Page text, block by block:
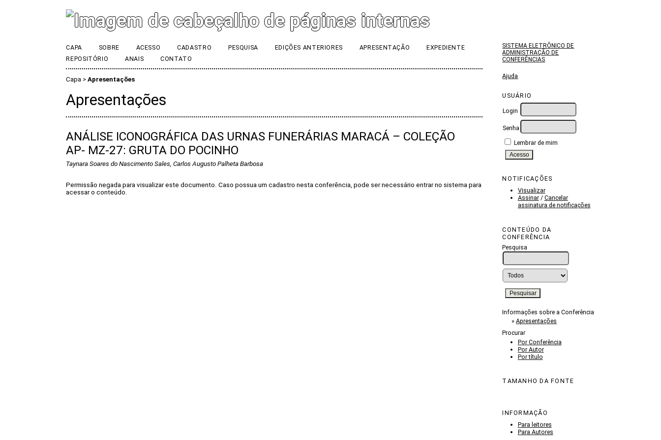
SISTEMA ELETRÔNICO DE
ADMINISTRAÇÃO DE
CONFERÊNCIAS
Ajuda
USUÁRIO
Login
Senha
Lembrar de mim
NOTIFICAÇÕES
Visualizar
Assinar/ Cancelar
assinatura de notificações
CONTEÚDO DA
CONFERÊNCIA
Pesquisa
Informações sobre a Conferência
»Apresentações
Procurar
Por Conferência
Por Autor
Por título
TAMANHO DA FONTE
INFORMAÇÃO
Para leitores
Para Autores
CAPA SOBRE ACESSO CADASTRO PESQUISA EDIÇÕES ANTERIORES APRESENTAÇÃO
EXPEDIENTE
REPOSITÓRIO
ANAIS CONTATO
Capa >Apresentações
Apresentações
ANÁLISE ICONOGRÁFICA DAS URNAS FUNERÁRIAS MARACÁ – COLEÇÃO
AP- MZ-27: GRUTA DO POCINHO
Taynara Soares do Nascimento Sales, Carlos Augusto Palheta Barbosa
Permissão negada para visualizar este documento. Caso possua um cadastro nesta conferência, pode ser necessário entrar no sistema para
acessar o conteúdo.